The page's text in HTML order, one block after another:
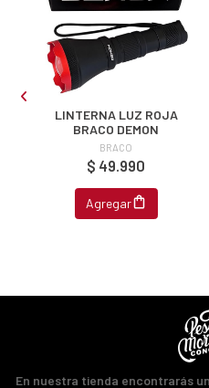
JUGAR
LINTERNA LUZ ROJA
BRACO DEMON
BRACO
$ 49.990
Agregar
En nuestra tienda encontrarás